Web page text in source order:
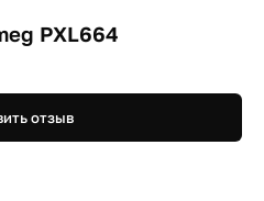
PXL664
отзыв